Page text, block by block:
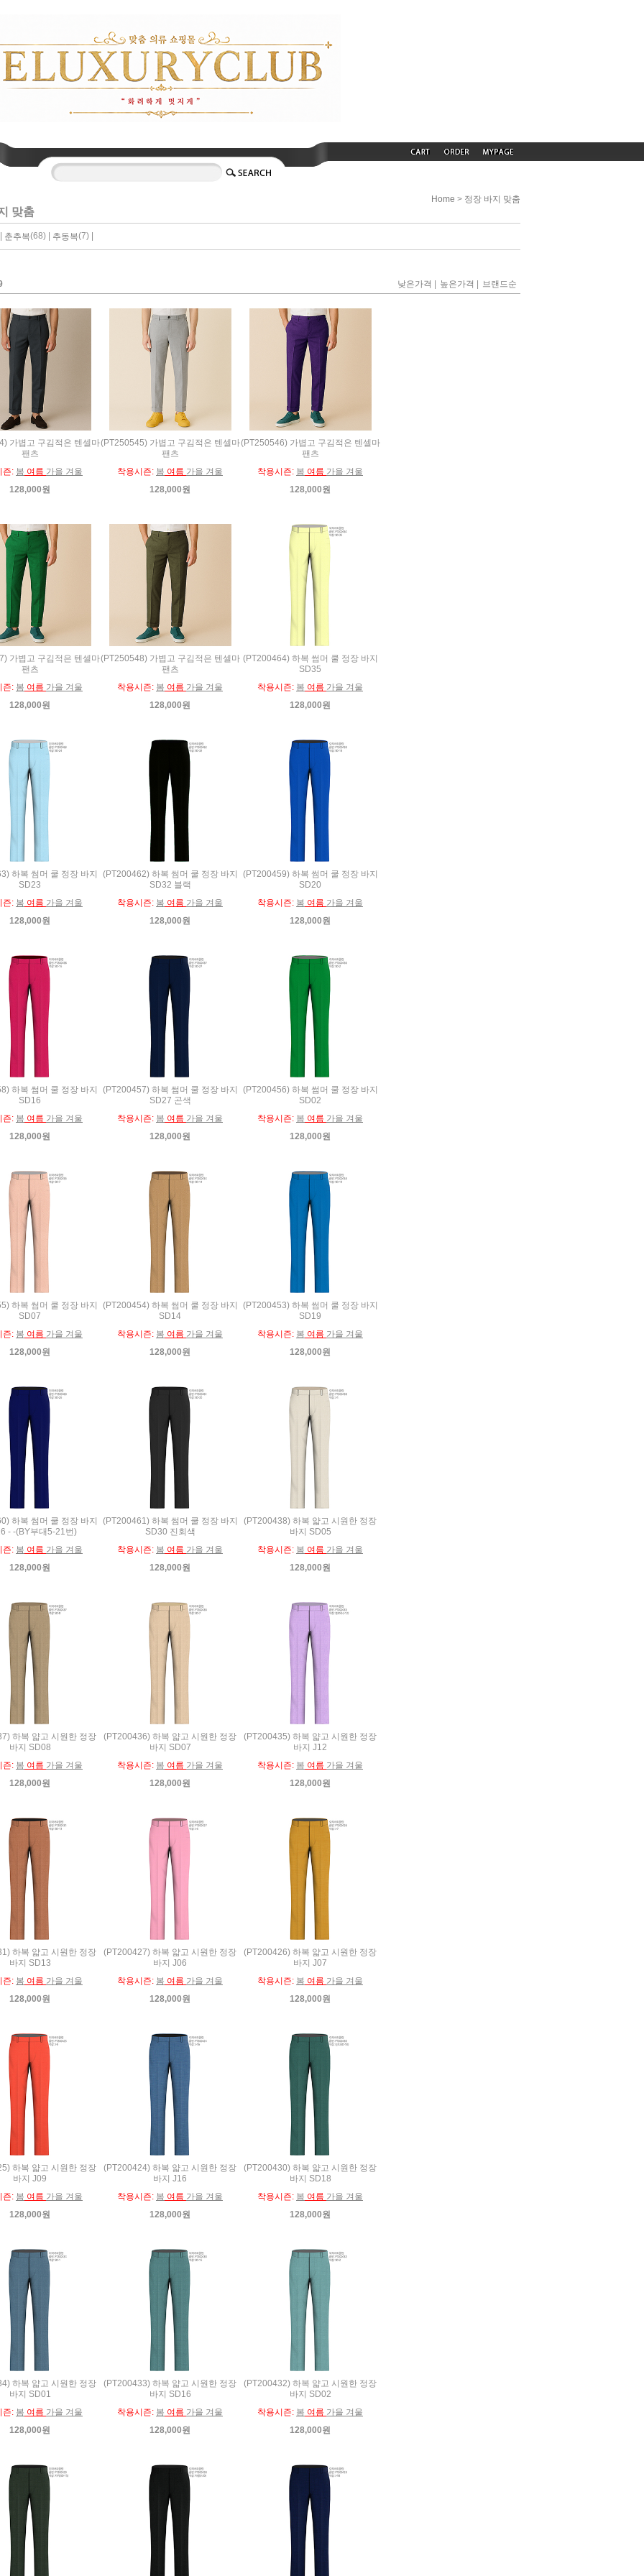
Home > 정장 바지 맞춤
맞춤
춘추복(68) | 추동복(7) |
낮은가격 | 높은가격 | 브랜드순
가볍고 구김적은 텐셀마
팬츠
즌: 봄 여름 가을 겨울
128,000원
(PT250545) 가볍고 구김적은 텐셀마
팬츠
착용시즌: 봄 여름 가을 겨울
128,000원
(PT250546) 가볍고 구김적은 텐셀마
팬츠
착용시즌: 봄 여름 가을 겨울
128,000원
가볍고 구김적은 텐셀마
팬츠
즌: 봄 여름 가을 겨울
128,000원
(PT250548) 가볍고 구김적은 텐셀마
팬츠
착용시즌: 봄 여름 가을 겨울
128,000원
(PT200464) 하복 썸머 쿨 정장 바지
SD35
착용시즌: 봄 여름 가을 겨울
128,000원
하복 썸머 쿨 정장 바지
SD23
즌: 봄 여름 가을 겨울
128,000원
(PT200462) 하복 썸머 쿨 정장 바지
SD32 블랙
착용시즌: 봄 여름 가을 겨울
128,000원
(PT200459) 하복 썸머 쿨 정장 바지
SD20
착용시즌: 봄 여름 가을 겨울
128,000원
하복 썸머 쿨 정장 바지
SD16
즌: 봄 여름 가을 겨울
128,000원
(PT200457) 하복 썸머 쿨 정장 바지
SD27 곤색
착용시즌: 봄 여름 가을 겨울
128,000원
(PT200456) 하복 썸머 쿨 정장 바지
SD02
착용시즌: 봄 여름 가을 겨울
128,000원
하복 썸머 쿨 정장 바지
SD07
즌: 봄 여름 가을 겨울
128,000원
(PT200454) 하복 썸머 쿨 정장 바지
SD14
착용시즌: 봄 여름 가을 겨울
128,000원
(PT200453) 하복 썸머 쿨 정장 바지
SD19
착용시즌: 봄 여름 가을 겨울
128,000원
하복 썸머 쿨 정장 바지
- -(BY부대5-21번)
즌: 봄 여름 가을 겨울
128,000원
(PT200461) 하복 썸머 쿨 정장 바지
SD30 진회색
착용시즌: 봄 여름 가을 겨울
128,000원
(PT200438) 하복 얇고 시원한 정장
바지 SD05
착용시즌: 봄 여름 가을 겨울
128,000원
하복 얇고 시원한 정장
바지 SD08
즌: 봄 여름 가을 겨울
128,000원
(PT200436) 하복 얇고 시원한 정장
바지 SD07
착용시즌: 봄 여름 가을 겨울
128,000원
(PT200435) 하복 얇고 시원한 정장
바지 J12
착용시즌: 봄 여름 가을 겨울
128,000원
하복 얇고 시원한 정장
바지 SD13
즌: 봄 여름 가을 겨울
128,000원
(PT200427) 하복 얇고 시원한 정장
바지 J06
착용시즌: 봄 여름 가을 겨울
128,000원
(PT200426) 하복 얇고 시원한 정장
바지 J07
착용시즌: 봄 여름 가을 겨울
128,000원
하복 얇고 시원한 정장
바지 J09
즌: 봄 여름 가을 겨울
128,000원
(PT200424) 하복 얇고 시원한 정장
바지 J16
착용시즌: 봄 여름 가을 겨울
128,000원
(PT200430) 하복 얇고 시원한 정장
바지 SD18
착용시즌: 봄 여름 가을 겨울
128,000원
하복 얇고 시원한 정장
바지 SD01
즌: 봄 여름 가을 겨울
128,000원
(PT200433) 하복 얇고 시원한 정장
바지 SD16
착용시즌: 봄 여름 가을 겨울
128,000원
(PT200432) 하복 얇고 시원한 정장
바지 SD02
착용시즌: 봄 여름 가을 겨울
128,000원